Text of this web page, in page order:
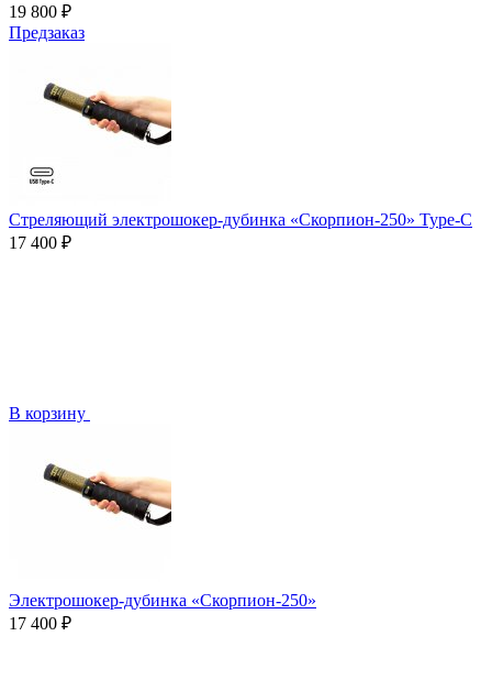
19 800 ₽
Предзаказ
Стреляющий электрошокер-дубинка «Скорпион-250» Type-C
17 400 ₽
В корзину
Электрошокер-дубинка «Скорпион-250»
17 400 ₽